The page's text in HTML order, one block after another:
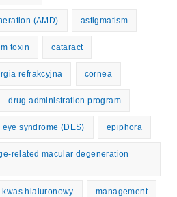
(AMD) astigmatism
toxin cataract
refrakcyjna cornea
drug administration program
eye syndrome (DES) epiphora
related macular degeneration
kwas hialuronowy management